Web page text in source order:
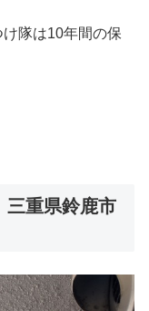
隊は10年間の保
重県鈴鹿市